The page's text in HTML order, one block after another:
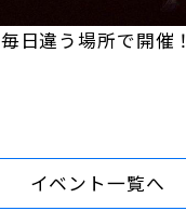
毎日違う場所で開催！
イベント一覧へ